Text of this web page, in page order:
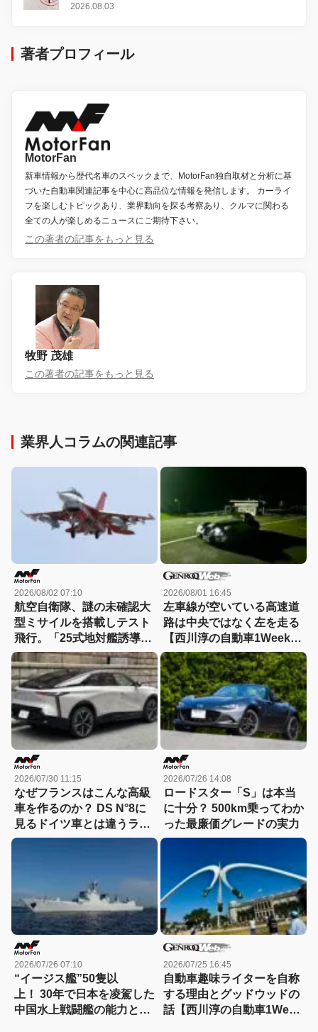
2026.08.03
著者プロフィール
MotorFan
新車情報から歴代名車のスペックまで、MotorFan独自取材と分析に基
づいた自動車関連記事を中心に高品位な情報を発信します。 カーライ
フを楽しむトピックあり、業界動向を探る考察あり、クルマに関わる
全ての人が楽しめるニュースにご期待下さい。
この著者の記事をもっと見る
牧野 茂雄
この著者の記事をもっと見る
業界人コラムの関連記事
2026/08/02 07:10
航空自衛隊、謎の未確認大
型ミサイルを搭載しテスト
飛行。「25式地対艦誘導
弾」空中発射型が初めて姿
を見せた！
2026/08/01 16:45
左車線が空いている高速道
路は中央ではなく左を走る
【西川淳の自動車1Weekダ
イアリーVol.37】
2026/07/30 11:15
なぜフランスはこんな高級
車を作るのか？ DS N°8に
見るドイツ車とは違うラグ
ジュアリー
2026/07/26 14:08
ロードスター「S」は本当
に十分？ 500km乗ってわか
った最廉価グレードの実力
2026/07/26 07:10
“イージス艦”50隻以
上！ 30年で日本を凌駕した
中国水上戦闘艦の能力と戦
2026/07/25 16:45
自動車趣味ライターを自称
する理由とグッドウッドの
話【西川淳の自動車1Week